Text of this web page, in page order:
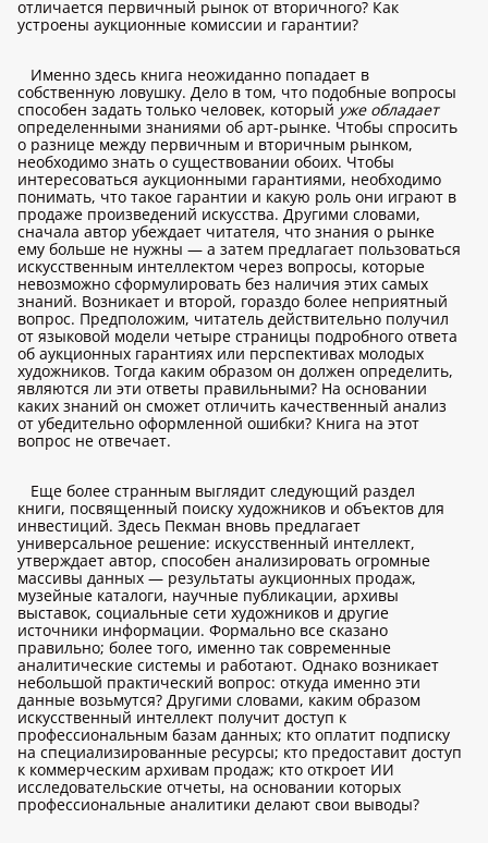
отличается первичный рынок от вторичного? Как
устроены аукционные комиссии и гарантии?
Именно здесь книга неожиданно попадает в
собственную ловушку. Дело в том, что подобные вопросы
способен задать только человек, который уже обладает
определенными знаниями об арт-рынке. Чтобы спросить
о разнице между первичным и вторичным рынком,
необходимо знать о существовании обоих. Чтобы
интересоваться аукционными гарантиями, необходимо
понимать, что такое гарантии и какую роль они играют в
продаже произведений искусства. Другими словами,
сначала автор убеждает читателя, что знания о рынке
ему больше не нужны — а затем предлагает пользоваться
искусственным интеллектом через вопросы, которые
невозможно сформулировать без наличия этих самых
знаний. Возникает и второй, гораздо более неприятный
вопрос. Предположим, читатель действительно получил
от языковой модели четыре страницы подробного ответа
об аукционных гарантиях или перспективах молодых
художников. Тогда каким образом он должен определить,
являются ли эти ответы правильными? На основании
каких знаний он сможет отличить качественный анализ
от убедительно оформленной ошибки? Книга на этот
вопрос не отвечает.
Еще более странным выглядит следующий раздел
книги, посвященный поиску художников и объектов для
инвестиций. Здесь Пекман вновь предлагает
универсальное решение: искусственный интеллект,
утверждает автор, способен анализировать огромные
массивы данных — результаты аукционных продаж,
музейные каталоги, научные публикации, архивы
выставок, социальные сети художников и другие
источники информации. Формально все сказано
правильно; более того, именно так современные
аналитические системы и работают. Однако возникает
небольшой практический вопрос: откуда именно эти
данные возьмутся? Другими словами, каким образом
искусственный интеллект получит доступ к
профессиональным базам данных; кто оплатит подписку
на специализированные ресурсы; кто предоставит доступ
к коммерческим архивам продаж; кто откроет ИИ
исследовательские отчеты, на основании которых
профессиональные аналитики делают свои выводы?